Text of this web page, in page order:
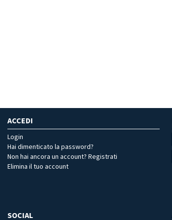
ACCEDI
Login
Hai dimenticato la password?
Non hai ancora un account? Registrati
Elimina il tuo account
SOCIAL